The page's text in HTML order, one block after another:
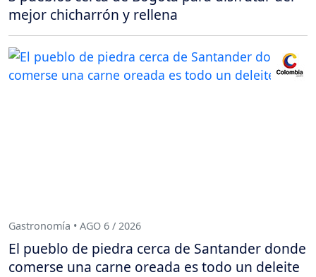
mejor chicharrón y rellena
Gastronomía • AGO 6 / 2026
El pueblo de piedra cerca de Santander donde
comerse una carne oreada es todo un deleite